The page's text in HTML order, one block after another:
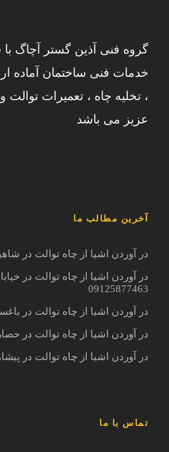
گروه فنی آذین گستر آچاگ با
خدمات فنی ساختمان آماده
، تخلیه چاه ، تعمیرات
عزیز می باشد
آخرین مطالب ما
در آوردن اشیا از چاه توالت در شاهین ویلا
در آوردن اشیا از چاه توالت در
09125877463
در آوردن اشیا از چاه توالت در باغستان کرج
در آوردن اشیا از چاه توالت در حصارک کرج
در آوردن اشیا از چاه توالت در پیشاهنگی کرج
تماس با ما